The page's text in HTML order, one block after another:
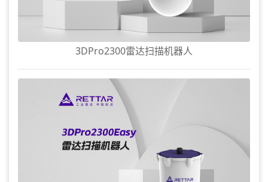
3DPro2300雷达扫描机器人